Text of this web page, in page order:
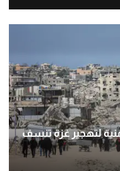
لتهجير غزة تنسف